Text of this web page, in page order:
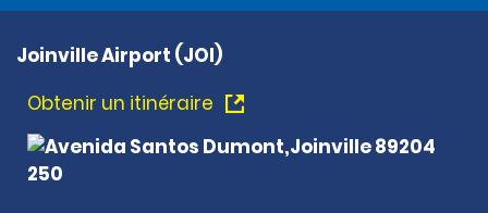
Joinville Airport (JOI)
Obtenir un itinéraire